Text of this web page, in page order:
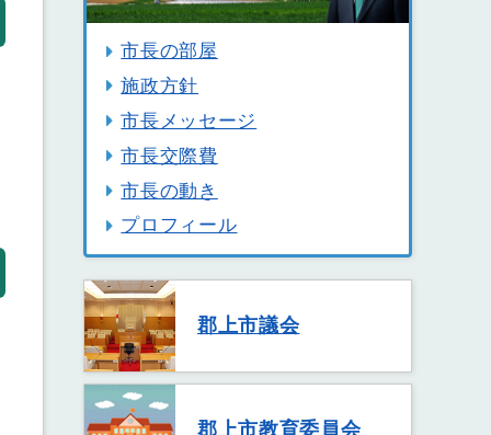
市長の部屋
施政方針
市長メッセージ
市長交際費
市長の動き
プロフィール
郡上市議会
郡上市教育委員会